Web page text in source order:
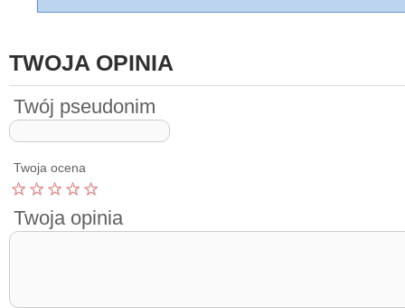
TWOJA OPINIA
Twój pseudonim
Twoja ocena
Twoja opinia